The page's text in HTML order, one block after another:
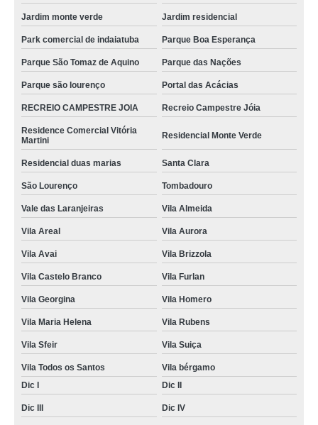
Jardim monte verde Jardim residencial
Park comercial de indaiatuba Parque Boa Esperança
Parque São Tomaz de Aquino Parque das Nações
Parque são lourenço Portal das Acácias
RECREIO CAMPESTRE JOIA Recreio Campestre Jóia
Residence Comercial Vitória
Martini
Residencial Monte Verde
Residencial duas marias Santa Clara
São Lourenço Tombadouro
Vale das Laranjeiras Vila Almeida
Vila Areal Vila Aurora
Vila Avai Vila Brizzola
Vila Castelo Branco Vila Furlan
Vila Georgina Vila Homero
Vila Maria Helena Vila Rubens
Vila Sfeir Vila Suiça
Vila Todos os Santos
Vila bérgamo
Dic I
Dic II
Dic III Dic IV